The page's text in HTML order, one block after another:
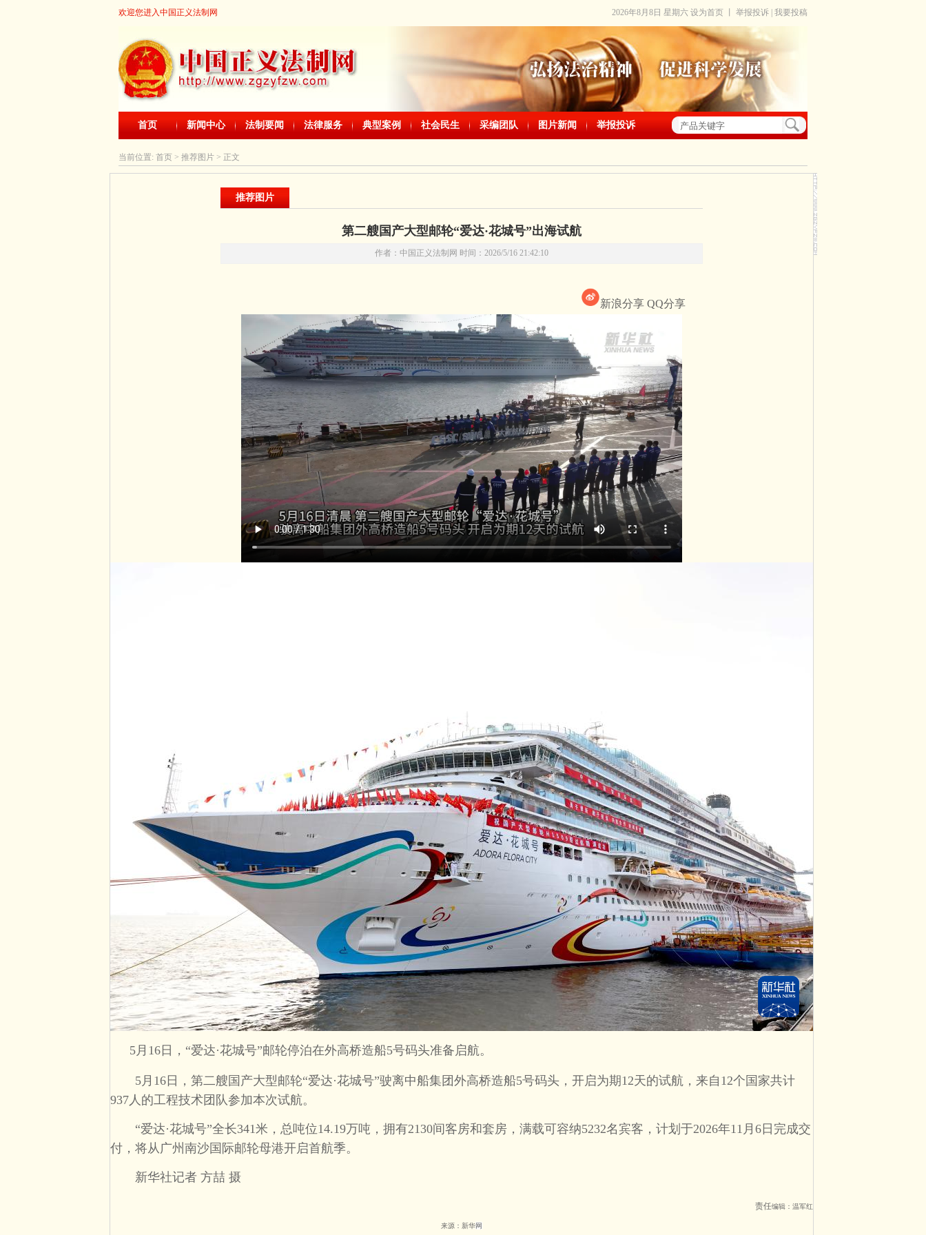
欢迎您进入中国正义法制网 2026年8月8日 星期六 设为首页 举报投诉 我要投稿
首页 新闻中心 法制要闻 法律服务 典型案例 社会民生 采编团队 图片新闻 举报投诉
当前位置: 首页 > 推荐图片 > 正文
推荐图片
第二艘国产大型邮轮“爱达·花城号”出海试航
作者：中国正义法制网 时间：2026/5/16 21:42:10
新浪分享 QQ分享
5月16日，“爱达·花城号”邮轮停泊在外高桥造船5号码头准备启航。
5月16日，第二艘国产大型邮轮“爱达·花城号”驶离中船集团外高桥造船5号码头，开启为期12天的试航，来自12个国家共计
937人的工程技术团队参加本次试航。
“爱达·花城号”全长341米，总吨位14.19万吨，拥有2130间客房和套房，满载可容纳5232名宾客，计划于2026年11月6日完成交
付，将从广州南沙国际邮轮母港开启首航季。
新华社记者 方喆 摄
责任编辑：温军红
来源：新华网